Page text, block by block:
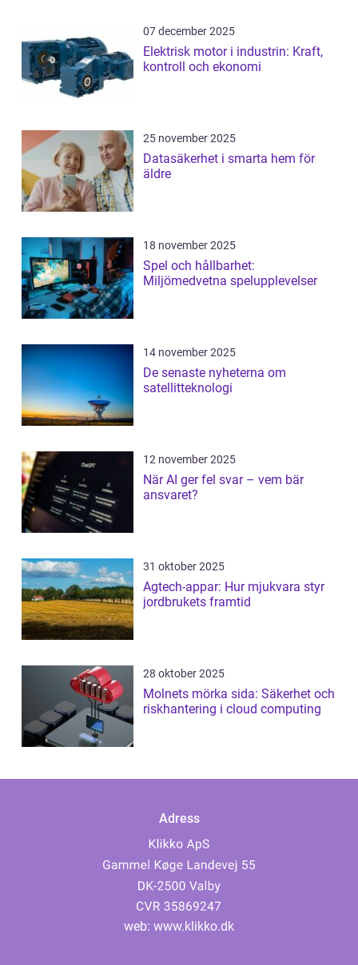
07 december 2025
Elektrisk motor i industrin: Kraft,
kontroll och ekonomi
25 november 2025
Datasäkerhet i smarta hem för
äldre
18 november 2025
Spel och hållbarhet:
Miljömedvetna spelupplevelser
14 november 2025
De senaste nyheterna om
satellitteknologi
12 november 2025
När AI ger fel svar – vem bär
ansvaret?
31 oktober 2025
Agtech-appar: Hur mjukvara styr
jordbrukets framtid
28 oktober 2025
Molnets mörka sida: Säkerhet och
riskhantering i cloud computing
Adress
web: www.klikko.dk